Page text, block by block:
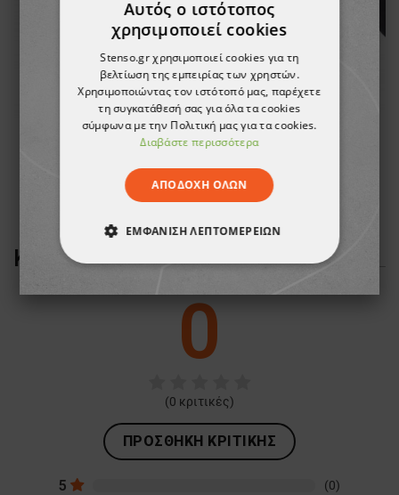
ALSTRUP BELT Belt
2,78 €
ΚΡΙΤΙΚΈΣ ΠΕΛΑΤΏΝ
0
(0 κριτικές)
ΠΡΟΣΘΉΚΗ ΚΡΙΤΙΚΉΣ
5 (0)
Αυτός ο ιστότοπος
χρησιμοποιεί cookies
Stenso.gr χρησιμοποιεί cookies για τη
βελτίωση της εμπειρίας των χρηστών.
Χρησιμοποιώντας τον ιστότοπό μας, παρέχετε
τη συγκατάθεσή σας για όλα τα cookies
σύμφωνα με την Πολιτική μας για τα cookies.
Διαβάστε περισσότερα
ΑΠΟΔΟΧΉ ΌΛΩΝ
ΕΜΦΆΝΙΣΗ ΛΕΠΤΟΜΕΡΕΙΏΝ
ΑΠΟΛΎΤΩΣ ΑΠΑΡΑΊΤΗΤΑ
ΑΠΌΔΟΣΗΣ
ΛΕΙΤΟΥΡΓΙΚΌΤΗΤΑΣ
ΜΗ ΤΑΞΙΝΟΜΗΜΈΝΑ